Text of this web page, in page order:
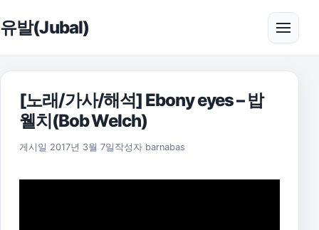
유발(Jubal) 메뉴
[노래/가사/해석] Ebony eyes – 밥
웰치(Bob Welch)
게시일 2017년 3월 7일 2021년 7월 23일
작성자 barnabas